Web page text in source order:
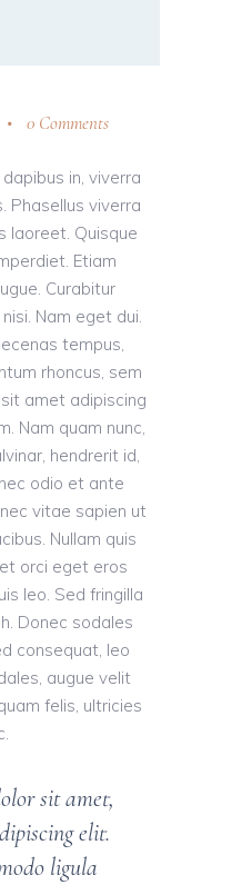
0 Comments
in, viverra
Phasellus viverra
laoreet. Quisque
Etiam
Curabitur
Nam eget dui.
tempus,
rhoncus, sem
amet adipiscing
Nam quam nunc,
hendrerit id,
odio et ante
vitae sapien ut
Nullam quis
orci eget eros
leo. Sed fringilla
Donec sodales
consequat, leo
augue velit
felis, ultricies
sit amet,
elit.
ligula